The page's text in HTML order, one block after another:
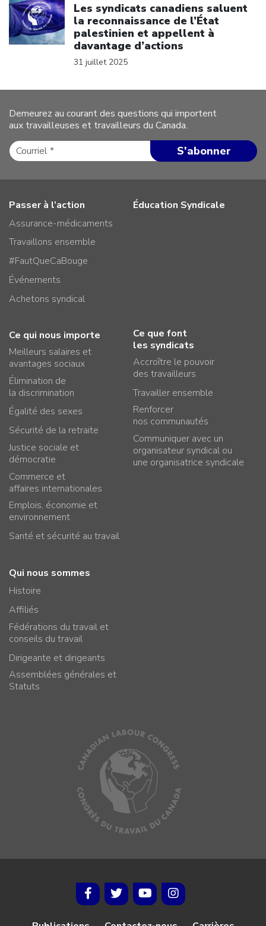
Les syndicats canadiens saluent
la reconnaissance de l’État
palestinien et appellent à
davantage d’actions
31 juillet 2025
Demeurez au courant des questions qui importent
aux travailleuses et travailleurs du Canada.
Passer à l’action
Assurance-médicaments
Travaillons ensemble
#FautQueCaBouge
Événements
Achetons syndical
Éducation Syndicale
Ce qui nous importe
Meilleurs salaires et
avantages sociaux
Élimination de
la discrimination
Égalité des sexes
Sécurité de la retraite
Justice sociale et
démocratie
Commerce et
affaires internationales
Emplois, économie et
environnement
Santé et sécurité au travail
Ce que font
les syndicats
Accroître le pouvoir
des travailleurs
Travailler ensemble
Renforcer
nos communautés
Communiquer avec un
organisateur syndical ou
une organisatrice syndicale
Qui nous sommes
Histoire
Affiliés
Fédérations du travail et
conseils du travail
Dirigeante et dirigeants
Assemblées générales et
Statuts